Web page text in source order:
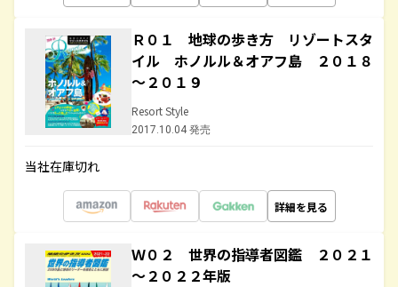
Ｒ０１ 地球の歩き方 リゾートスタ
イル ホノルル＆オアフ島 ２０１８
～２０１９
Resort Style
2017.10.04 発売
当社在庫切れ
詳細を見る
Ｗ０２ 世界の指導者図鑑 ２０２１
～２０２２年版